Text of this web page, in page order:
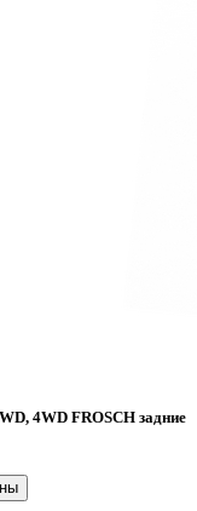
4WD FROSCH задние